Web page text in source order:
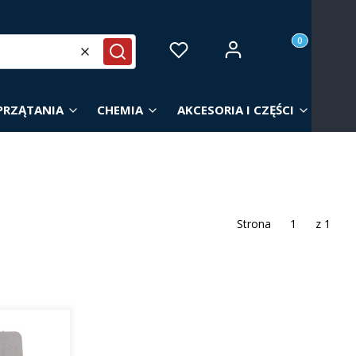
WyczyśćSzukaj
Ulubione Zaloguj się Produkty w
Koszyk
CHEMIA AKCESORIA I CZĘŚCI
Strona z 1